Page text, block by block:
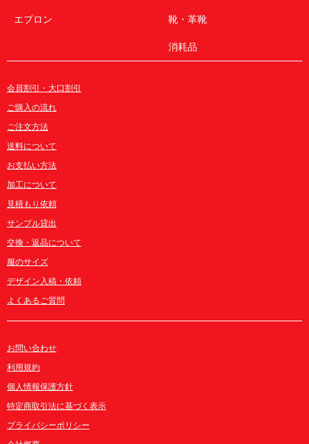
エプロン 靴・革靴
消耗品
会員割引・大口割引
ご購入の流れ
ご注文方法
送料について
お支払い方法
加工について
見積もり依頼
サンプル貸出
交換・返品について
服のサイズ
デザイン入稿・依頼
よくあるご質問
お問い合わせ
利用規約
個人情報保護方針
特定商取引法に基づく表示
プライバシーポリシー